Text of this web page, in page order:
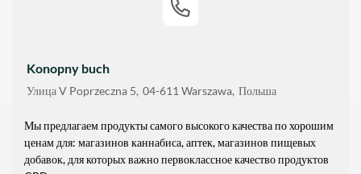
Konopny buch
УлицаV Poprzeczna 5 04-611 Warszawa Польша
Мы предлагаем продукты самого высокого качества по хорошим
ценам для: магазинов каннабиса, аптек, магазинов пищевых
добавок, для которых важно первоклассное качество продуктов